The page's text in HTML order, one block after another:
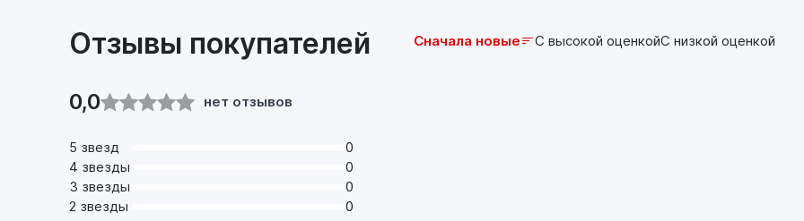
Отзывы покупателей
0,0 нет отзывов
5 звезд
0
4 звезды
0
3 звезды
0
2 звезды
0
Сначала новые С высокой оценкойС низкой оценкой